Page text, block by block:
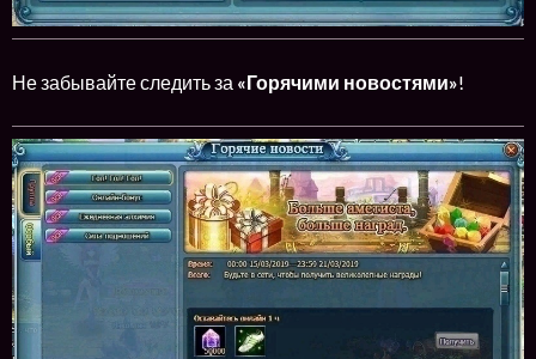
Не забывайте следить за «Горячими новостями»!